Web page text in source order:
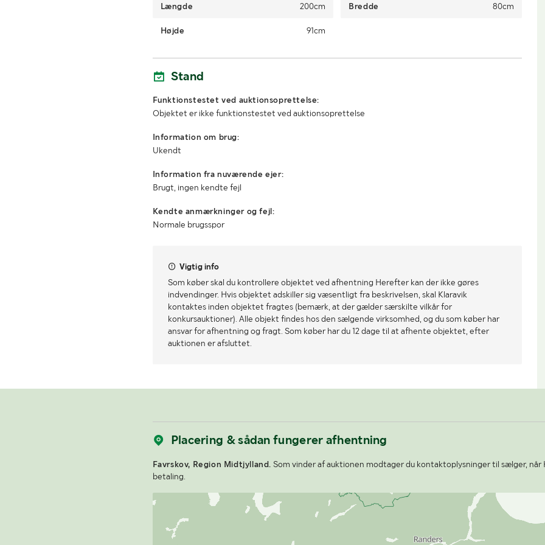
Længde 200cm Bredde 80cm
Højde 91cm
Stand
Funktionstestet ved auktionsoprettelse:
Objektet er ikke funktionstestet ved auktionsoprettelse
Information om brug:
Ukendt
Information fra nuværende ejer:
Brugt, ingen kendte fejl
Kendte anmærkninger og fejl:
Normale brugsspor
Vigtig info
Som køber skal du kontrollere objektet ved afhentning Herefter kan der ikke gøres
indvendinger. Hvis objektet adskiller sig væsentligt fra beskrivelsen, skal Klaravik
kontaktes inden objektet fragtes (bemærk, at der gælder særskilte vilkår for
konkursauktioner). Alle objekt findes hos den sælgende virksomhed, og du som køber har
ansvar for afhentning og fragt. Som køber har du 12 dage til at afhente objektet, efter
auktionen er afsluttet.
Placering & sådan fungerer afhentning
Favrskov, Region Midtjylland. Som vinder af auktionen modtager du kontaktoplysninger til sælger, når
betaling.